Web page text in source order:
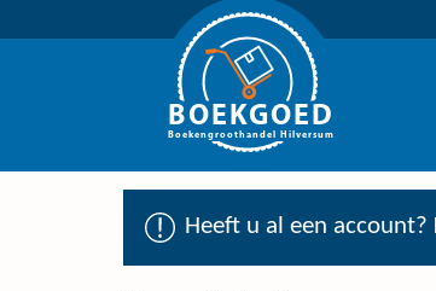
BOEKGOED
Boekengroothandel Hilversum
Heeft u al een account?